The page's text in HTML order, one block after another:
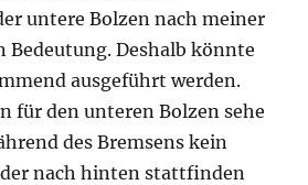
untere Bolzen nach meiner
Bedeutung. Deshalb könnte
ausgeführt werden.
für den unteren Bolzen sehe
des Bremsens kein
nach hinten stattfinden